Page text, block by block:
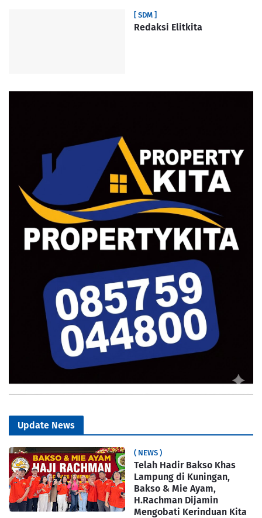
[ SDM ]
Redaksi Elitkita
Update News
( NEWS )
Telah Hadir Bakso Khas
Lampung di Kuningan,
Bakso & Mie Ayam,
H.Rachman Dijamin
Mengobati Kerinduan Kita